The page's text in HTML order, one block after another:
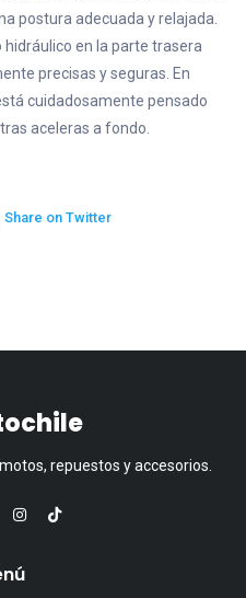
postura adecuada y relajada.
en la parte trasera
precisas y seguras. En
cuidadosamente pensado
aceleras a fondo.
Share on Twitter
repuestos y accesorios.